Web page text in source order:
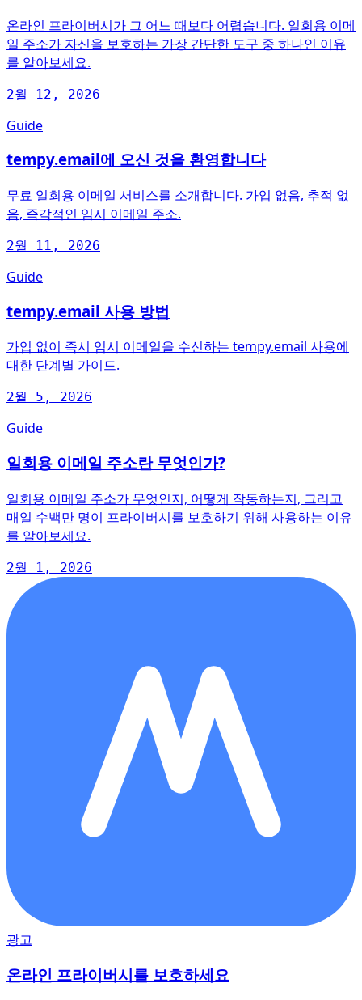
온라인 프라이버시가 그 어느 때보다 어렵습니다. 일회용 이메
일 주소가 자신을 보호하는 가장 간단한 도구 중 하나인 이유
를 알아보세요.
2월 12, 2026
Guide
tempy.email에 오신 것을 환영합니다
무료 일회용 이메일 서비스를 소개합니다. 가입 없음, 추적 없
음, 즉각적인 임시 이메일 주소.
2월 11, 2026
Guide
tempy.email 사용 방법
가입 없이 즉시 임시 이메일을 수신하는 tempy.email 사용에
대한 단계별 가이드.
2월 5, 2026
Guide
일회용 이메일 주소란 무엇인가?
일회용 이메일 주소가 무엇인지, 어떻게 작동하는지, 그리고
매일 수백만 명이 프라이버시를 보호하기 위해 사용하는 이유
를 알아보세요.
2월 1, 2026
광고
온라인 프라이버시를 보호하세요